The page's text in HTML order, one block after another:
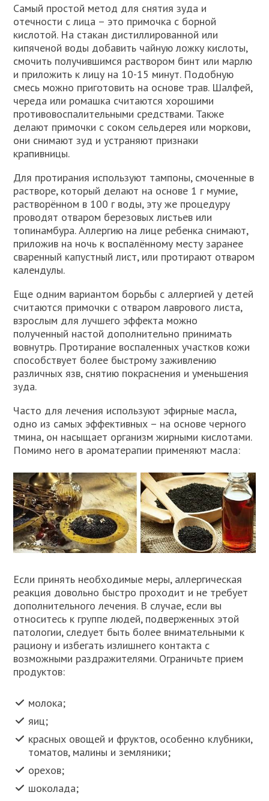
Самый простой метод для снятия зуда и
отечности с лица – это примочка с борной
кислотой. На стакан дистиллированной или
кипяченой воды добавить чайную ложку кислоты,
смочить получившимся раствором бинт или марлю
и приложить к лицу на 10-15 минут. Подобную
смесь можно приготовить на основе трав. Шалфей,
череда или ромашка считаются хорошими
противовоспалительными средствами. Также
делают примочки с соком сельдерея или моркови,
они снимают зуд и устраняют признаки
крапивницы.
Для протирания используют тампоны, смоченные в
растворе, который делают на основе 1 г мумие,
растворённом в 100 г воды, эту же процедуру
проводят отваром березовых листьев или
топинамбура. Аллергию на лице ребенка снимают,
приложив на ночь к воспалённому месту заранее
сваренный капустный лист, или протирают отваром
календулы.
Еще одним вариантом борьбы с аллергией у детей
считаются примочки с отваром лаврового листа,
взрослым для лучшего эффекта можно
полученный настой дополнительно принимать
вовнутрь. Протирание воспаленных участков кожи
способствует более быстрому заживлению
различных язв, снятию покраснения и уменьшения
зуда.
Часто для лечения используют эфирные масла,
одно из самых эффективных – на основе черного
тмина, он насыщает организм жирными кислотами.
Помимо него в ароматерапии применяют масла:
Если принять необходимые меры, аллергическая
реакция довольно быстро проходит и не требует
дополнительного лечения. В случае, если вы
относитесь к группе людей, подверженных этой
патологии, следует быть более внимательными к
рациону и избегать излишнего контакта с
возможными раздражителями. Ограничьте прием
продуктов:
молока;
яиц;
красных овощей и фруктов, особенно клубники,
томатов, малины и земляники;
орехов;
шоколада;